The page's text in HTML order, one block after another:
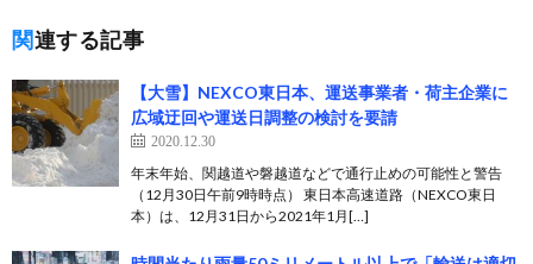
関連する記事
【大雪】NEXCO東日本、運送事業者・荷主企業に
広域迂回や運送日調整の検討を要請
2020.12.30
年末年始、関越道や磐越道などで通行止めの可能性と警告
（12月30日午前9時時点） 東日本高速道路（NEXCO東日
本）は、12月31日から2021年1月[…]